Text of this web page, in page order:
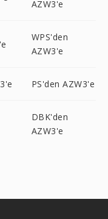
AZW3'e
WPS'den
AZW3'e
PS'den AZW3'e
DBK'den
AZW3'e